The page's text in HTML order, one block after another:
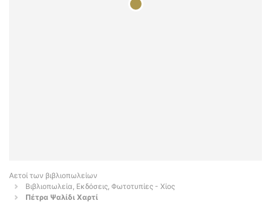
Αετοί των βιβλιοπωλείων
Βιβλιοπωλεία, Εκδόσεις, Φωτοτυπίες - Χίος
Πέτρα Ψαλίδι Χαρτί